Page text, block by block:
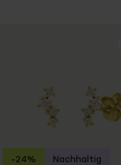
-24% Nachhaltig